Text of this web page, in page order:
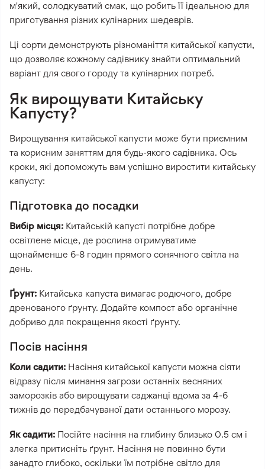
м'який, солодкуватий смак, що робить її ідеальною для
приготування різних кулінарних шедеврів.
Ці сорти демонструють різноманіття китайської капусти,
що дозволяє кожному садівнику знайти оптимальний
варіант для свого городу та кулінарних потреб.
Як вирощувати Китайську
Капусту?
Вирощування китайської капусти може бути приємним
та корисним заняттям для будь-якого садівника. Ось
кроки, які допоможуть вам успішно виростити китайську
капусту:
Підготовка до посадки
Вибір місця: Китайській капусті потрібне добре
освітлене місце, де рослина отримуватиме
щонайменше 6-8 годин прямого сонячного світла на
день.
Ґрунт: Китайська капуста вимагає родючого, добре
дренованого ґрунту. Додайте компост або органічне
добриво для покращення якості ґрунту.
Посів насіння
Коли садити: Насіння китайської капусти можна сіяти
відразу після минання загрози останніх весняних
заморозків або вирощувати саджанці вдома за 4-6
тижнів до передбачуваної дати останнього морозу.
Як садити: Посійте насіння на глибину близько 0.5 см і
злегка притисніть ґрунт. Насіння не повинно бути
занадто глибоко, оскільки їм потрібне світло для